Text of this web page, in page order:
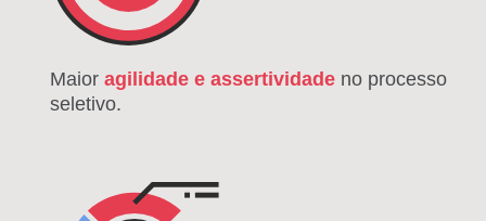
Maior agilidade e assertividade no processo
seletivo.